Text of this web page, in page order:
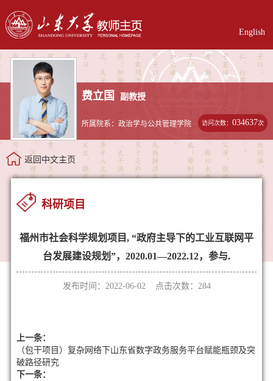
English
费立国 副教授
所属院系：政治学与公共管理学院 访问次数：034637次
返回中文主页
科研项目
福州市社会科学规划项目, “政府主导下的工业互联网平
台发展建设规划”，2020.01—2022.12，参与.
发布时间：2022-06-02 点击次数： 284
上一条：
（包干项目）复杂网络下山东省数字政务服务平台赋能瓶颈及突
破路径研究
下一条：